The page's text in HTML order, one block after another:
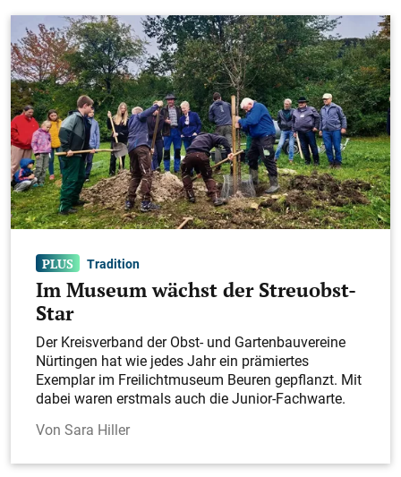
Tradition
Im Museum wächst der Streuobst-
Star
Der Kreisverband der Obst- und Gartenbauvereine
Nürtingen hat wie jedes Jahr ein prämiertes
Exemplar im Freilichtmuseum Beuren gepflanzt. Mit
dabei waren erstmals auch die Junior-Fachwarte.
Sara Hiller